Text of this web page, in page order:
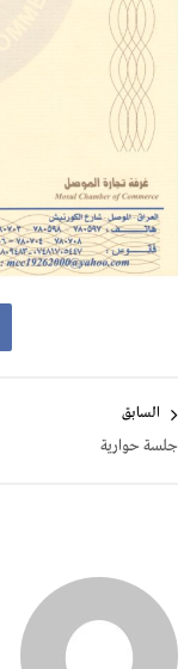
المقالات
السابق
جلسة حوارية